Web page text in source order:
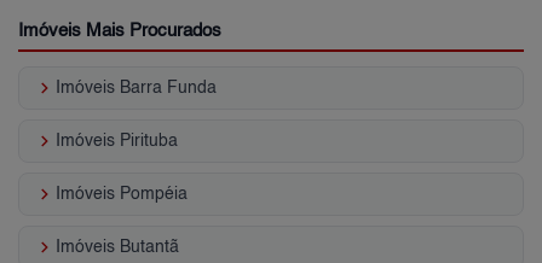
Imóveis Mais Procurados
keyboard_arrow_right Imóveis Barra Funda
keyboard_arrow_right Imóveis Pirituba
keyboard_arrow_right Imóveis Pompéia
keyboard_arrow_right Imóveis Butantã